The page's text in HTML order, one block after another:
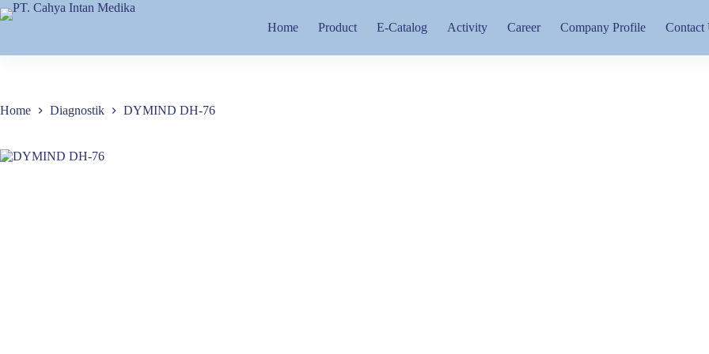
Skip
to
Home Product E-Catalog Activity Career Company Profile Contact
Home Diagnostik DYMIND DH-76